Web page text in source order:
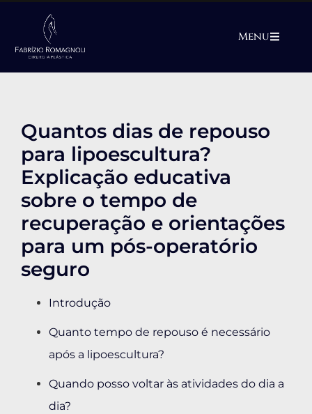
Menu
Quantos dias de repouso
para lipoescultura?
Explicação educativa
sobre o tempo de
recuperação e orientações
para um pós-operatório
seguro
Introdução
Quanto tempo de repouso é necessário
após a lipoescultura?
Quando posso voltar às atividades do dia a
dia?